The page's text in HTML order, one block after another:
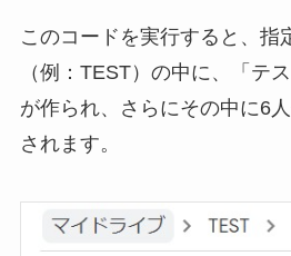
このコードを実行すると、指
（例：TEST）の中に、「テ
が作られ、さらにその中に6
されます。